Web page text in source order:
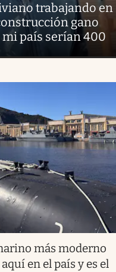
trabajando en
gano
mi país serían 400
más moderno
en el país y es el